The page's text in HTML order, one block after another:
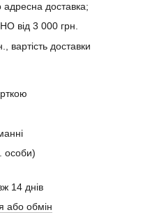
доставка;
від 3 000 грн.
вартість доставки
особи)
14 днів
або обмін